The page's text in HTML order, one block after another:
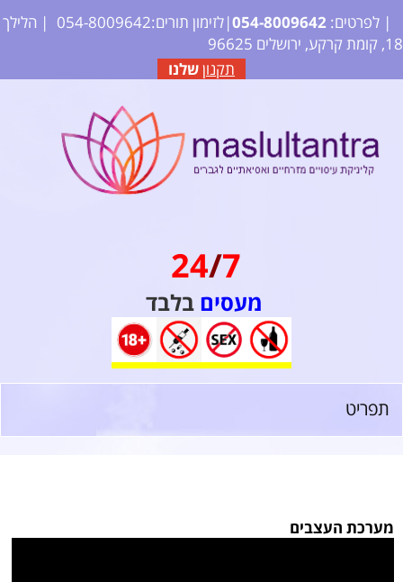
| לפרטים: 054-8009642 |לזימון תורים:054-8009642
| הלילך
18, קומת קרקע, ירושלים 96625
תקנוןשלנו
24/7
מעסים בלבד
תפריט
מערכת העצבים